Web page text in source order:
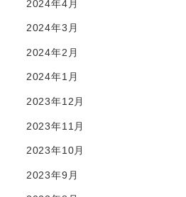
2024年4月
2024年3月
2024年2月
2024年1月
2023年12月
2023年11月
2023年10月
2023年9月